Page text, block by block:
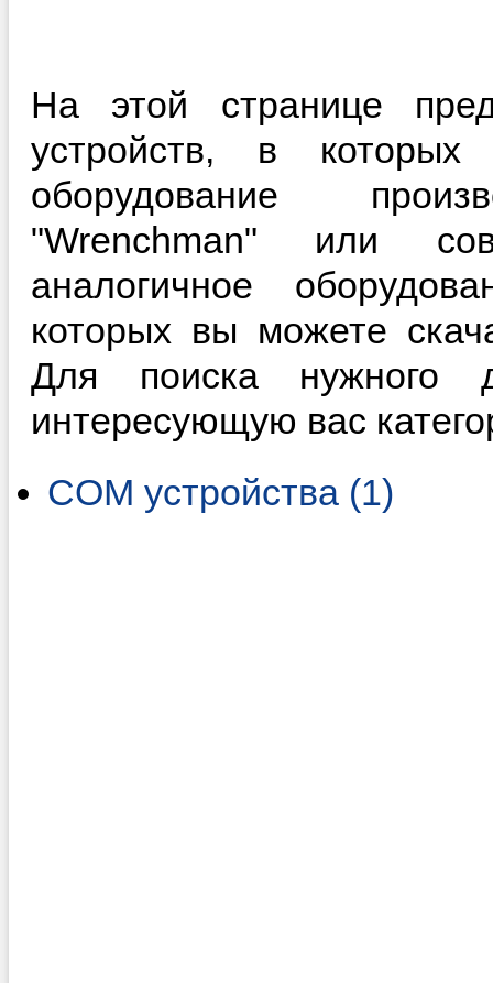
На этой странице
устройств, в
оборудование
"Wrenchman" или
аналогичное
которых вы можете
Для поиска нужного
интересующую вас
COM устройства (1)